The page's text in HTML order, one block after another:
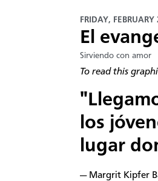
FRIDAY,
El
Sirviendo con amor
​To read this
los
lugar
— Margrit Kipfer